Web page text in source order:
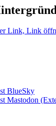
Link, Link
BlueSky
Mastodon